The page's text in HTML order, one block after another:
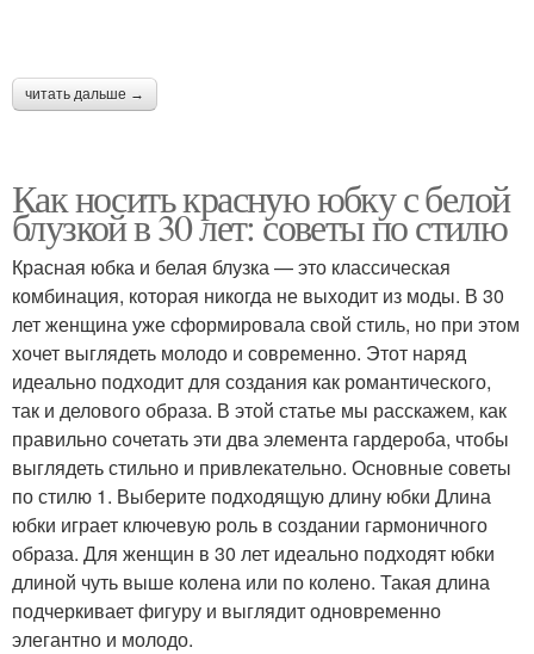
читать дальше →
Как носить красную юбку с белой
блузкой в 30 лет: советы по стилю
Красная юбка и белая блузка — это классическая
комбинация, которая никогда не выходит из моды. В 30
лет женщина уже сформировала свой стиль, но при этом
хочет выглядеть молодо и современно. Этот наряд
идеально подходит для создания как романтического,
так и делового образа. В этой статье мы расскажем, как
правильно сочетать эти два элемента гардероба, чтобы
выглядеть стильно и привлекательно. Основные советы
по стилю 1. Выберите подходящую длину юбки Длина
юбки играет ключевую роль в создании гармоничного
образа. Для женщин в 30 лет идеально подходят юбки
длиной чуть выше колена или по колено. Такая длина
подчеркивает фигуру и выглядит одновременно
элегантно и молодо.